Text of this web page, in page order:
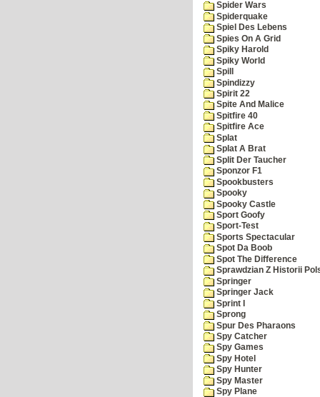
Spider Wars
Spiderquake
Spiel Des Lebens
Spies On A Grid
Spiky Harold
Spiky World
Spill
Spindizzy
Spirit 22
Spite And Malice
Spitfire 40
Spitfire Ace
Splat
Splat A Brat
Split Der Taucher
Sponzor F1
Spookbusters
Spooky
Spooky Castle
Sport Goofy
Sport-Test
Sports Spectacular
Spot Da Boob
Spot The Difference
Sprawdzian Z Historii
Springer
Springer Jack
Sprint I
Sprong
Spur Des Pharaons
Spy Catcher
Spy Games
Spy Hotel
Spy Hunter
Spy Master
Spy Plane